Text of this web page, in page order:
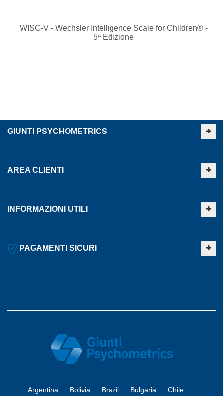
WISC-V - Wechsler Intelligence Scale for Children® -
5ª Edizione
GIUNTI PSYCHOMETRICS
AREA CLIENTI
INFORMAZIONI UTILI
PAGAMENTI SICURI
Argentina Bolivia Brazil Bulgaria
Chile